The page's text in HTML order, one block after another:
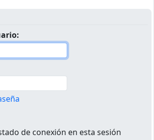
de conexión en esta sesión